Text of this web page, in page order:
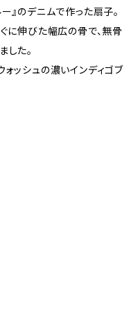
』のデニムで作った扇子。
に伸びた幅広の骨で、無骨
した。
ッシュの濃いインディゴブ